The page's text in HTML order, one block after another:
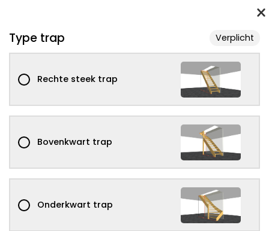
Type trap Verplicht
Rechte steek trap
Bovenkwart trap
Onderkwart trap